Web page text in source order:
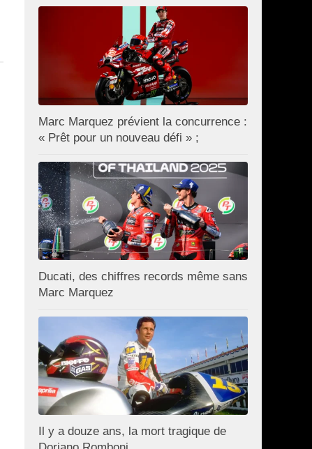
Marc Marquez prévient la concurrence :
« Prêt pour un nouveau défi » ;
Ducati, des chiffres records même sans
Marc Marquez
Il y a douze ans, la mort tragique de